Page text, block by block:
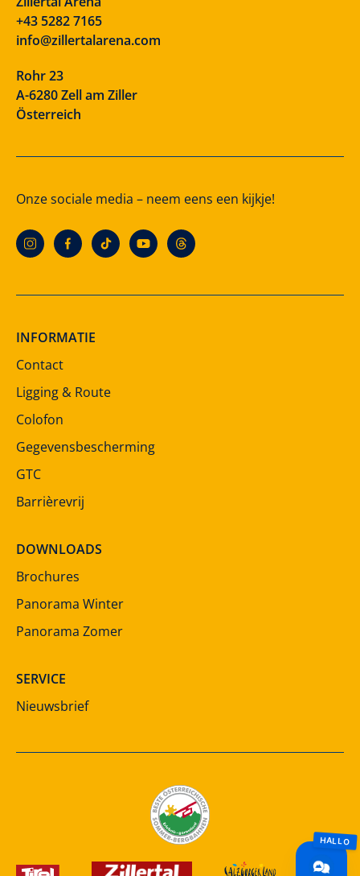
+43 5282 7165
info@zillertalarena.com
Rohr 23
A-6280 Zell am Ziller
Österreich
Onze sociale media – neem eens een kijkje!
INFORMATIE
Contact
Ligging & Route
Colofon
Gegevensbescherming
GTC
Barrièrevrij
DOWNLOADS
Brochures
Panorama Winter
Panorama Zomer
SERVICE
Nieuwsbrief